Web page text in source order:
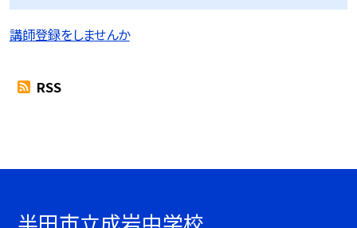
講師登録をしませんか
RSS